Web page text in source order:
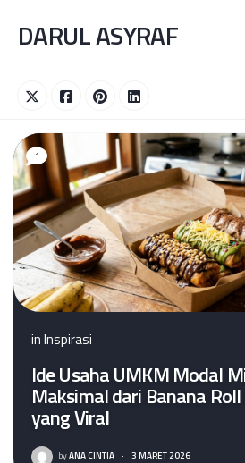
content
DARUL ASYRAF
1
inInspirasi
Ide Usaha UMKM Modal
Maksimal dari Banana Roll
yang Viral
byANA CINTIA · 3 MARET 2026